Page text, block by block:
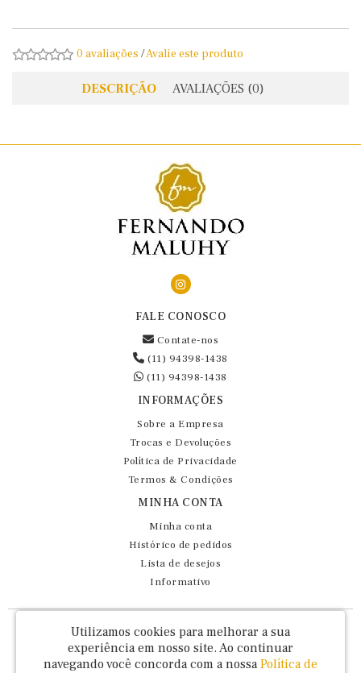
0 avaliações /Avalie este produto
DESCRIÇÃO AVALIAÇÕES (0)
FALE CONOSCO
Contate-nos
(11) 94398-1438
(11) 94398-1438
INFORMAÇÕES
Sobre a Empresa
Trocas e Devoluções
Política de Privacidade
Termos & Condições
MINHA CONTA
Minha conta
Histórico de pedidos
Lista de desejos
Informativo
Fernando Maluhy Cia Ltda - CNPJ: 60.458.825/0001-86
Rua Dr Euclydes da Cunha, 47 - Brás - São Paulo / SP - CEP 03016-030
Utilizamos cookies para melhorar a sua
experiência em nosso site. Ao continuar
navegando você concorda com a nossa Política de